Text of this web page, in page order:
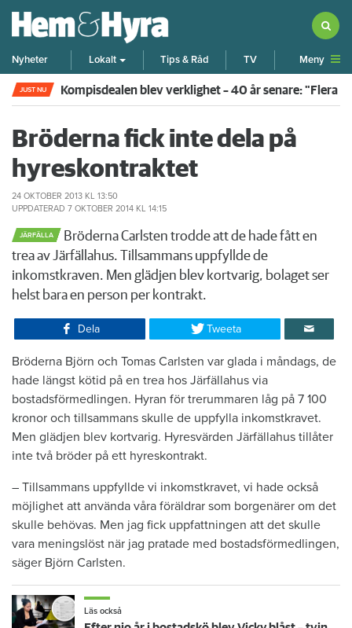
Nyheter Lokalt Tips & Råd TV Meny
JUST NU Kompisdealen blev verklighet – 40 år senare: "Flera
Bröderna fick inte dela på
hyreskontraktet
24 OKTOBER 2013 KL 13:50
UPPDATERAD 7 OKTOBER 2014 KL 14:15
JÄRFÄLLA
Bröderna Carlsten trodde att de hade fått en
trea av Järfällahus. Tillsammans uppfyllde de
inkomstkraven. Men glädjen blev kortvarig, bolaget ser
helst bara en person per kontrakt.
Dela Tweeta
Bröderna Björn och Tomas Carlsten var glada i måndags, de
hade längst kötid på en trea hos Järfällahus via
bostadsförmedlingen. Hyran för trerummaren låg på 7 100
kronor och tillsammans skulle de uppfylla inkomstkravet.
Men glädjen blev kortvarig. Hyresvärden Järfällahus tillåter
inte två bröder på ett hyreskontrakt.
– Tillsammans uppfyllde vi inkomstkravet, vi hade också
möjlighet att använda våra föräldrar som borgenärer om det
skulle behövas. Men jag fick uppfattningen att det skulle
vara meningslöst när jag pratade med bostadsförmedlingen,
säger Björn Carlsten.
Läs också